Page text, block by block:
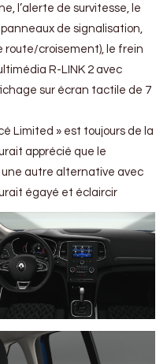
l’alerte de survitesse, le
de signalisation,
route/croisement), le frein
R-LINK 2 avec
sur écran tactile de 7
Limited » est toujours de la
apprécié que le
autre alternative avec
égayé et éclaircir